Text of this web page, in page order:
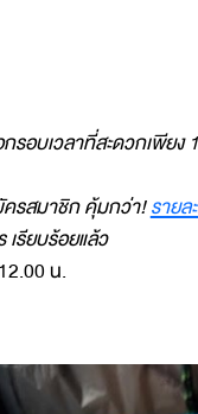
รอบเวลาที่สะดวกเพียง
ครสมาชิก คุ้มกว่า!ราย
รียบร้อยแล้ว
น.